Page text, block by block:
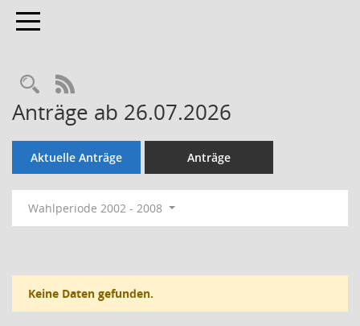
Toggle navigation
Rechercheauswahl
RSS-Feed
Anträge ab 26.07.2026
Aktuelle Anträge Anträge
Wahlperiode 2002 - 2008
Keine Daten gefunden.